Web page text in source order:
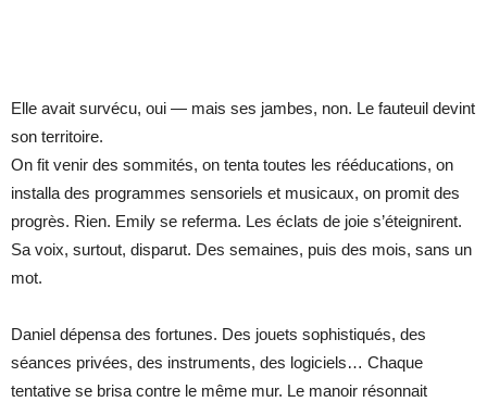
Elle avait survécu, oui — mais ses jambes, non. Le fauteuil devint
son territoire.
On fit venir des sommités, on tenta toutes les rééducations, on
installa des programmes sensoriels et musicaux, on promit des
progrès. Rien. Emily se referma. Les éclats de joie s’éteignirent.
Sa voix, surtout, disparut. Des semaines, puis des mois, sans un
mot.
Daniel dépensa des fortunes. Des jouets sophistiqués, des
séances privées, des instruments, des logiciels… Chaque
tentative se brisa contre le même mur. Le manoir résonnait